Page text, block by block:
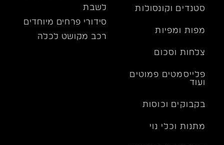
סטנדים וקונסולות
מפות ומפיות
צלחות וסכום
פלייסמטים פמוטים
ועוד
בקבוקים וכוסות
מתנות וכלי נוי
לשבת
סידורי פרחים מיוחדים
רכב מקושט לכלה